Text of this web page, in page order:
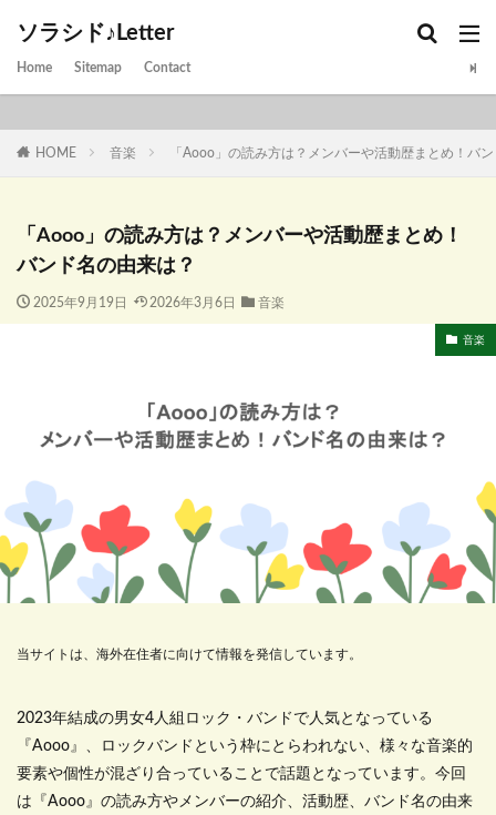
ソラシド♪Letter
Home Sitemap Contact
HOME 音楽 「Aooo」の読み方は？メンバーや活動歴まとめ！バ
「Aooo」の読み方は？メンバーや活動歴まとめ！
バンド名の由来は？
2025年9月19日 2026年3月6日 音楽
音楽
当サイトは、海外在住者に向けて情報を発信しています。
2023年結成の男女4人組ロック・バンドで人気となっている
『Aooo』、ロックバンドという枠にとらわれない、様々な音楽的
要素や個性が混ざり合っていることで話題となっています。今回
は『Aooo』の読み方やメンバーの紹介、活動歴、バンド名の由来